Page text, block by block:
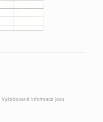
Vyžadované informace jsou